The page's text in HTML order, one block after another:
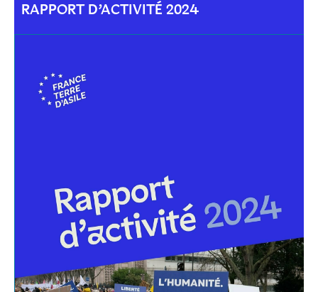
RAPPORT D’ACTIVITÉ 2024